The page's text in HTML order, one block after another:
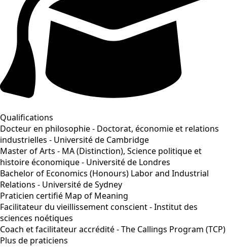
Qualifications
Docteur en philosophie - Doctorat, économie et relations
industrielles - Université de Cambridge
Master of Arts - MA (Distinction), Science politique et
histoire économique - Université de Londres
Bachelor of Economics (Honours) Labor and Industrial
Relations - Université de Sydney
Praticien certifié Map of Meaning
Facilitateur du vieillissement conscient - Institut des
sciences noétiques
Coach et facilitateur accrédité - The Callings Program (TCP)
Plus de praticiens